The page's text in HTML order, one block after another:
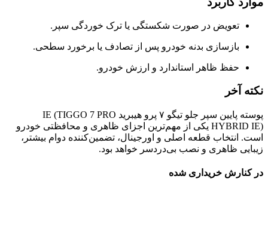
تعویض در صورت شکستگی یا ترک خوردگی سپر.
بازسازی بدنه خودرو پس از تصادف یا برخورد سطحی.
حفظ ظاهر استاندارد و ارزش خودرو.
نکته آخر
پوسته پایین سپر جلو تیگو ۷ پرو هیبرید IE (TIGGO 7 PRO
HYBRID IE) یکی از مهم‌ترین اجزای ظاهری و محافظتی خودرو
است. انتخاب قطعه اصلی و اورجینال، تضمین‌کننده دوام بیشتر،
زیبایی ظاهری و نصب بی‌دردسر خواهد بود.
در کنارش خریداری شده